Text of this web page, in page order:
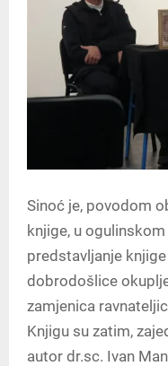
Sinoć je, povodom
knjige, u
predstavljanje
dobrodošlice
zamjenica
Knjigu su zatim,
autor dr.sc. Ivan